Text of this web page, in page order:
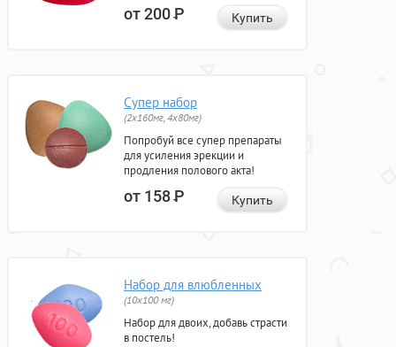
от 200Р Купить
Супер набор
(2х160мг, 4х80мг)
Попробуй все супер препараты
для усиления эрекции и
продления полового акта!
от 158Р Купить
Набор для влюбленных
(10х100 мг)
Набор для двоих, добавь страсти
в постель!